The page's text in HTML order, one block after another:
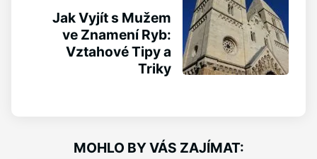
Jak Vyjít s Mužem
ve Znamení Ryb:
Vztahové Tipy a
Triky
MOHLO BY VÁS ZAJÍMAT: